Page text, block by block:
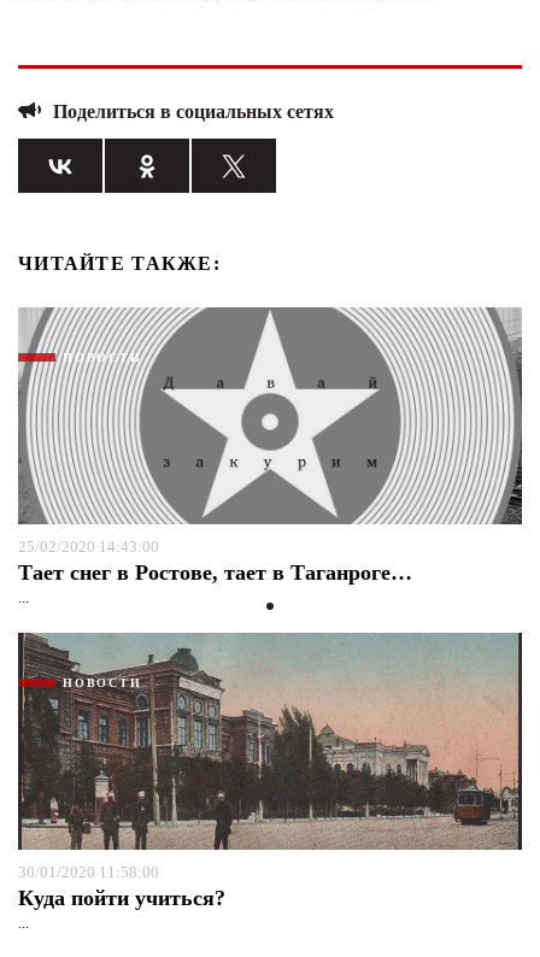
Поделиться в социальных сетях
ЧИТАЙТЕ ТАКЖЕ:
НОВОСТИ
25/02/2020 14:43:00
Тает снег в Ростове, тает в Таганроге…
...
НОВОСТИ
30/01/2020 11:58:00
Куда пойти учиться?
...